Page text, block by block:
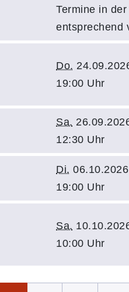
Termine in
entsprechend
Do.
19:00 Uhr
Sa.
12:30 Uhr
Di.
19:00 Uhr
Sa.
10:00 Uhr